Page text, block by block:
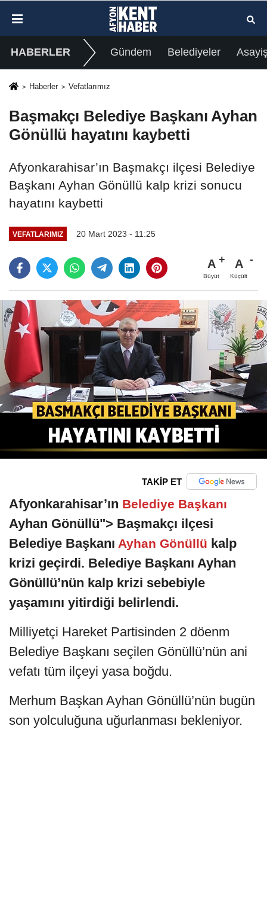
HABERLER Gündem Belediyeler
Haberler Vefatlarımız
Başmakçı Belediye Başkanı Ayhan
Gönüllü hayatını kaybetti
Afyonkarahisar’ın Başmakçı ilçesi Belediye
Başkanı Ayhan Gönüllü kalp krizi sonucu
hayatını kaybetti
VEFATLARIMIZ 20 Mart 2023 - 11:25
A
Büyüt
A
Küçült
TAKİP ET
Afyonkarahisar’ın Belediye Başkanı
Ayhan Gönüllü"> Başmakçı ilçesi
Belediye Başkanı Ayhan Gönüllü kalp
krizi geçirdi. Belediye Başkanı Ayhan
Gönüllü’nün kalp krizi sebebiyle
yaşamını yitirdiği belirlendi.
Milliyetçi Hareket Partisinden 2 döenm
Belediye Başkanı seçilen Gönüllü’nün ani
vefatı tüm ilçeyi yasa boğdu.
Merhum Başkan Ayhan Gönüllü’nün bugün
son yolculuğuna uğurlanması bekleniyor.